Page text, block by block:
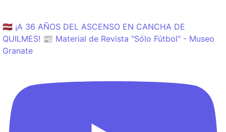
🇱🇻 ¡A 36 AÑOS DEL ASCENSO EN CANCHA DE
QUILMES! 📰 Material de Revista "Sólo Fútbol" - Museo
Granate